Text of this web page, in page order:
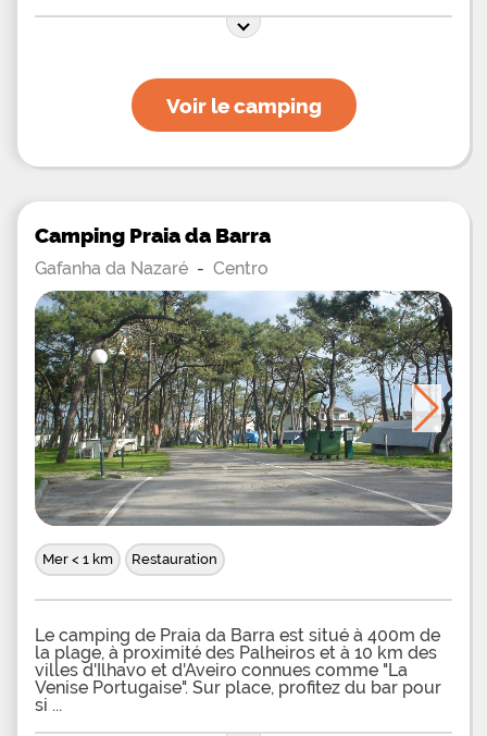
Voir le camping
Camping Praia da Barra
Gafanha da Nazaré - Centro
Mer < 1 km Restauration
Le camping de Praia da Barra est situé à 400m de
la plage, à proximité des Palheiros et à 10 km des
villes d'Ilhavo et d'Aveiro connues comme "La
Venise Portugaise". Sur place, profitez du bar pour
si